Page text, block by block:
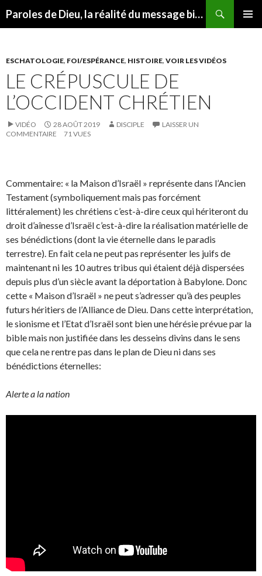
Paroles de Dieu, la réalité du message biblique
ESCHATOLOGIE, FOI/ESPÉRANCE, HISTOIRE, VOIR LES VIDÉOS
LE CRÉPUSCULE DE
L’OCCIDENT CHRÉTIEN
VIDÉO 28 AOÛT 2019 DISCIPLE
LAISSER UN
COMMENTAIRE
71 VUES
Commentaire: « la Maison d’Israël » représente dans l’Ancien
Testament (symboliquement mais pas forcément
littéralement) les chrétiens c’est-à-dire ceux qui hériteront du
droit d’aînesse d’Israël c’est-à-dire la réalisation matérielle de
ses bénédictions (dont la vie éternelle dans le paradis
terrestre). En fait cela ne peut pas représenter les juifs de
maintenant ni les 10 autres tribus qui étaient déjà dispersées
depuis plus d’un siècle avant la déportation à Babylone. Donc
cette « Maison d’Israël » ne peut s’adresser qu’à des peuples
futurs héritiers de l’Alliance de Dieu. Dans cette interprétation,
le sionisme et l’Etat d’Israël sont bien une hérésie prévue par la
bible mais non justifiée dans les desseins divins dans le sens
que cela ne rentre pas dans le plan de Dieu ni dans ses
bénédictions éternelles:
Alerte a la nation